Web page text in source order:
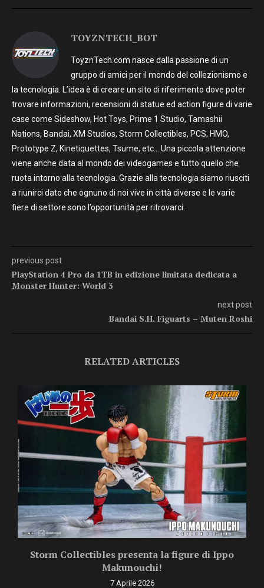
TOYZNTECH_BOT
ToyznTech.com nasce dalla passione di un
gruppo di amici per il mondo del collezionismo e
la tecnologia. L’idea è di creare un sito di riferimento dove poter
trovare informazioni, recensioni di statue ed action figure di varie
case come Sideshow, Hot Toys, Prime 1 Studio, Tamashii
Nations, Bandai, XM Studios, Storm Collectibles, PCS, HMO,
Prototype Z, Kinetiquettes, Tsume, etc… Una piccola attenzione
viene anche data al mondo dei videogames e tutto quello che
ruota intorno alla tecnologia. Grazie alla tecnologia siamo riusciti
a riunirci dato che ognuno di noi vive in città diverse e le varie
fiere di settore sono l’opportunità per ritrovarci.
previous post
PlayStation 4 Pro da 1TB in edizione limitata dedicata a
Monster Hunter: World 3
next post
Bandai S.H. Figuarts – Muten Roshi
RELATED ARTICLES
Storm Collectibles presenta la figure di Ippo
Makunouchi!
7 Aprile 2026